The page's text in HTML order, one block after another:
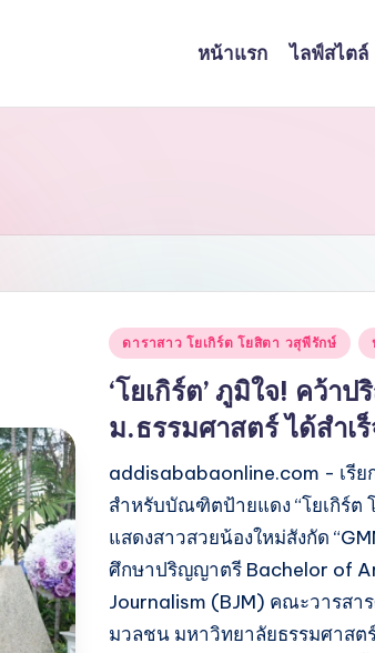
หน้าแรก ไลฟ์สไตล์
Posted
in
ดาราสาว โยเกิร์ต โยสิตา วสุพีรักษ์
‘โยเกิร์ต’ ภูมิใจ! คว้า
ม.ธรรมศาสตร์ ได้สำเ
addisababaonline.com - เรีย
สำหรับบัณฑิตป้ายแดง “โยเกิร์ต
แสดงสาวสวยน้องใหม่สังกัด
ศึกษาปริญญาตรี Bachelor of
Journalism (BJM) คณะวารสา
มวลชน มหาวิทยาลัยธรรมศาสต